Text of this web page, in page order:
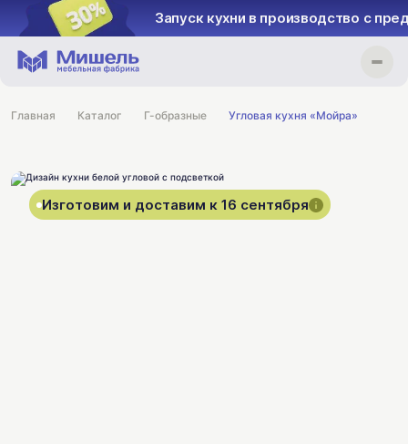
Запуск кухни в производство с
Главная Каталог Г-образные Угловая кухня «Мойра»
Изготовим и доставим к 16 сентября